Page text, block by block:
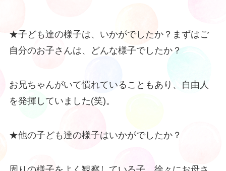
★子ども達の様子は、いかがでしたか？まずはご
自分のお子さんは、どんな様子でしたか？
お兄ちゃんがいて慣れていることもあり、自由人
を発揮していました(笑)。
★他の子ども達の様子はいかがでしたか？